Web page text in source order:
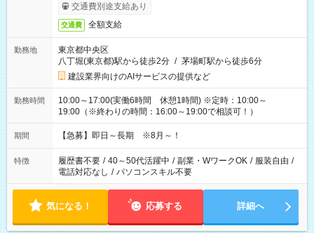
交通費別途支給あり
交通費 全額支給
勤務地
東京都中央区
八丁堀(東京都)駅から徒歩2分 / 茅場町駅から徒歩6分
建設業界向けのAIサービスの提供など
勤務時間
10:00～17:00(実働6時間 休憩1時間) ※定時：10:00～
19:00（※終わりの時間：16:00～19:00で相談可！）
期間 【急募】即日～長期 ※8月～！
特徴 履歴書不要 / 40～50代活躍中 / 副業・WワークOK / 服装自由 /
電話対応なし / パソコンスキル不要
気になる！ 応募する 詳細へ